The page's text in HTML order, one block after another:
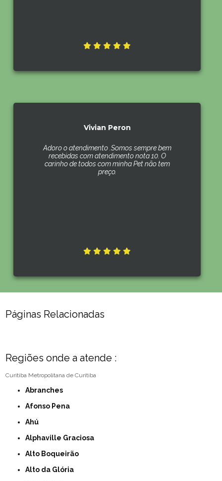
Vivian Peron
Adoro o atendimento .Somos sempre bem
recebidas com atendimento nota 10. O
carinho de todos com minha Pet não tem
preço.
Páginas Relacionadas
Regiões onde a atende :
Curitiba Metropolitana de Curitiba
Abranches
Afonso Pena
Ahú
Alphaville Graciosa
Alto Boqueirão
Alto da Glória